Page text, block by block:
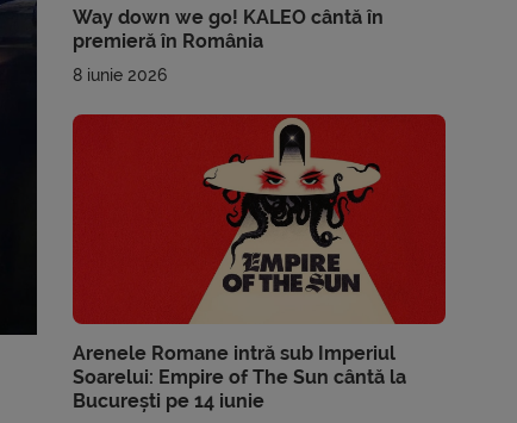
Way down we go! KALEO cântă în
premieră în România
8 iunie 2026
Arenele Romane intră sub Imperiul
Soarelui: Empire of The Sun cântă la
București pe 14 iunie